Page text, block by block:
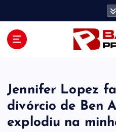
Jennifer Lopez
divórcio de Ben
explodiu na